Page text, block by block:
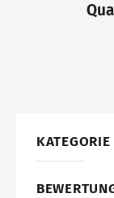
KATEGORIE